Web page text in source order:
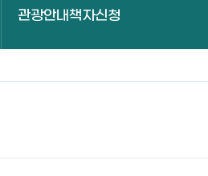
관광안내책자신청